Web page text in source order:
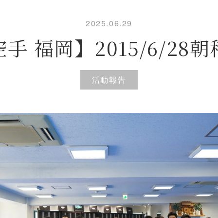
2025.06.29
手 福岡】2015/6/28朝
活動報告